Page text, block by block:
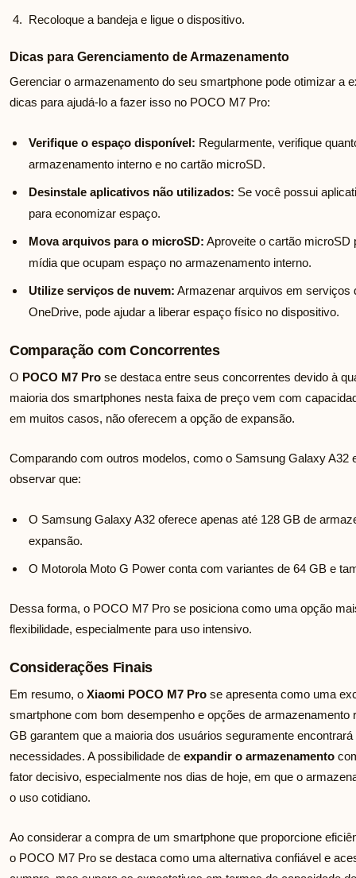
Recoloque a bandeja e ligue o dispositivo.
Dicas para Gerenciamento de Armazenamento
Gerenciar o armazenamento do seu smartphone pode otimizar a
dicas para ajudá-lo a fazer isso no POCO M7 Pro:
Verifique o espaço disponível: Regularmente, verifique
armazenamento interno e no cartão microSD.
Desinstale aplicativos não utilizados: Se você possui
para economizar espaço.
Mova arquivos para o microSD: Aproveite o cartão microSD
mídia que ocupam espaço no armazenamento interno.
Utilize serviços de nuvem: Armazenar arquivos em serviços
OneDrive, pode ajudar a liberar espaço físico no dispositivo.
Comparação com Concorrentes
O POCO M7 Pro se destaca entre seus concorrentes devido à
maioria dos smartphones nesta faixa de preço vem com
em muitos casos, não oferecem a opção de expansão.
Comparando com outros modelos, como o Samsung Galaxy A32
observar que:
O Samsung Galaxy A32 oferece apenas até 128 GB de
expansão.
O Motorola Moto G Power conta com variantes de 64 GB e
Dessa forma, o POCO M7 Pro se posiciona como uma opção
flexibilidade, especialmente para uso intensivo.
Considerações Finais
Em resumo, o Xiaomi POCO M7 Pro se apresenta como uma
smartphone com bom desempenho e opções de
GB garantem que a maioria dos usuários seguramente
necessidades. A possibilidade de expandir o armazenamento
fator decisivo, especialmente nos dias de hoje, em que o
o uso cotidiano.
Ao considerar a compra de um smartphone que proporcione
o POCO M7 Pro se destaca como uma alternativa confiável e